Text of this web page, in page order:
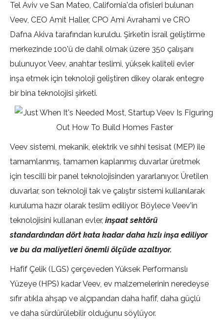
Tel Aviv ve San Mateo, California'da ofisleri bulunan
Veev, CEO Amit Haller, CPO Ami Avrahami ve CRO
Dafna Akiva tarafından kuruldu. Şirketin İsrail geliştirme
merkezinde 100'ü de dahil olmak üzere 350 çalışanı
bulunuyor. Veev, anahtar teslimi, yüksek kaliteli evler
inşa etmek için teknoloji geliştiren dikey olarak entegre
bir bina teknolojisi şirketi.
Veev sistemi, mekanik, elektrik ve sıhhi tesisat (MEP) ile
tamamlanmış, tamamen kaplanmış duvarlar üretmek
için tescilli bir panel teknolojisinden yararlanıyor. Üretilen
duvarlar, son teknoloji tak ve çalıştır sistemi kullanılarak
kuruluma hazır olarak teslim ediliyor. Böylece Veev'in
teknolojisini kullanan evler, inşaat sektörü
standardından dört kata kadar daha hızlı inşa ediliyor
ve bu da maliyetleri önemli ölçüde azaltıyor.
Hafif Çelik (LGS) çerçeveden Yüksek Performanslı
Yüzeye (HPS) kadar Veev, ev malzemelerinin neredeyse
sıfır atıkla ahşap ve alçıpandan daha hafif, daha güçlü
ve daha sürdürülebilir olduğunu söylüyor.